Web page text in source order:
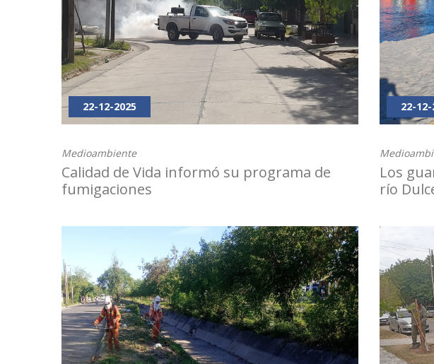
22-12-2025
Medioambiente
Calidad de Vida informó su programa de
fumigaciones
22-12-
Los
río